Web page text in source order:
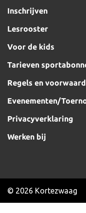
Inschrijven
Lesrooster
Voor de kids
Tarieven
Regels en
Evenementen/
Privacyverklaring
Werken bij
© 2026 Kortezwaag